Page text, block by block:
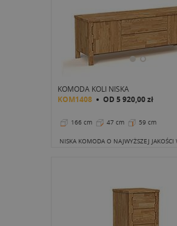
KOMODA KOLI NISKA
KOM1408 OD 5 920,00 zł
166 cm 47 cm 59 cm
NISKA KOMODA O NAJWYŻSZEJ